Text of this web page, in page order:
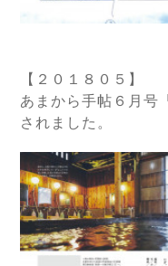
【２０１８０５】
あまから手帖６月号
されました。